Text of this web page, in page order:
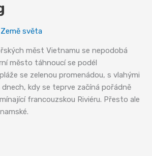
Země světa
měst Vietnamu se nepodobá
město táhnoucí se podél
se zelenou promenádou, s vlahými
kdy se teprve začíná pořádně
francouzskou Riviéru. Přesto ale